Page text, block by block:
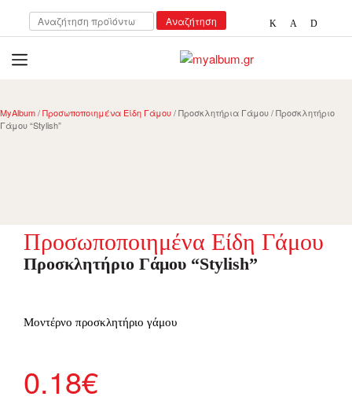
Αναζήτηση
για:
Αναζήτηση
open
MyAlbum/Προσωποποιημένα Είδη Γάμου/ Προσκλητήρια Γάμου / Προσκλητήριο
Γάμου “Stylish”
Προσωποποιημένα Είδη Γάμου
Προσκλητήριο Γάμου “Stylish”
Μοντέρνο προσκλητήριο γάμου
0.18€